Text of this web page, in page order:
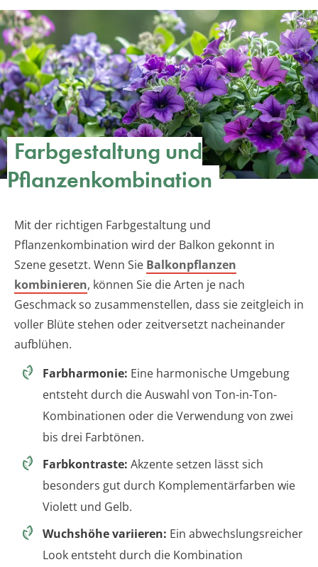
Farbgestaltung und
Pflanzenkombination
Mit der richtigen Farbgestaltung und
Pflanzenkombination wird der Balkon gekonnt in
Szene gesetzt. Wenn Sie Balkonpflanzen
kombinieren, können Sie die Arten je nach
Geschmack so zusammenstellen, dass sie zeitgleich in
voller Blüte stehen oder zeitversetzt nacheinander
aufblühen.
Farbharmonie: Eine harmonische Umgebung
entsteht durch die Auswahl von Ton-in-Ton-
Kombinationen oder die Verwendung von zwei
bis drei Farbtönen.
Farbkontraste: Akzente setzen lässt sich
besonders gut durch Komplementärfarben wie
Violett und Gelb.
Wuchshöhe variieren: Ein abwechslungsreicher
Look entsteht durch die Kombination